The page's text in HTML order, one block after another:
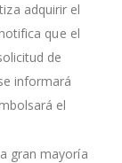
adquirir el
que el
de
informará
el
gran mayoría